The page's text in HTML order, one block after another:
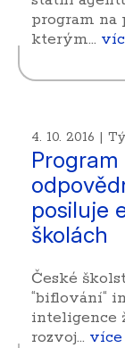
program na
kterým…
4. 10. 2016 |
posiluje
školách
České
“biflování“
inteligence
rozvoj… více